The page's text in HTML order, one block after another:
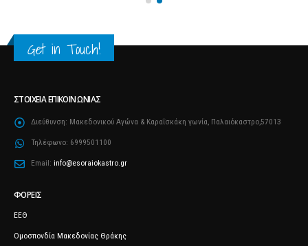
Get in Touch!
ΣΤΟΙΧΕΊΑ ΕΠΙΚΟΙΝΩΝΊΑΣ
Διεύθυνση: Μακεδονικού Αγώνα & Καραΐσκάκη γωνία, Παλαιόκαστρο,57013
Τηλέφωνο: 6999501100
Email: info@esoraiokastro.gr
ΦΟΡΕΊΣ
ΕΕΘ
Ομοσπονδία Μακεδονίας Θράκης